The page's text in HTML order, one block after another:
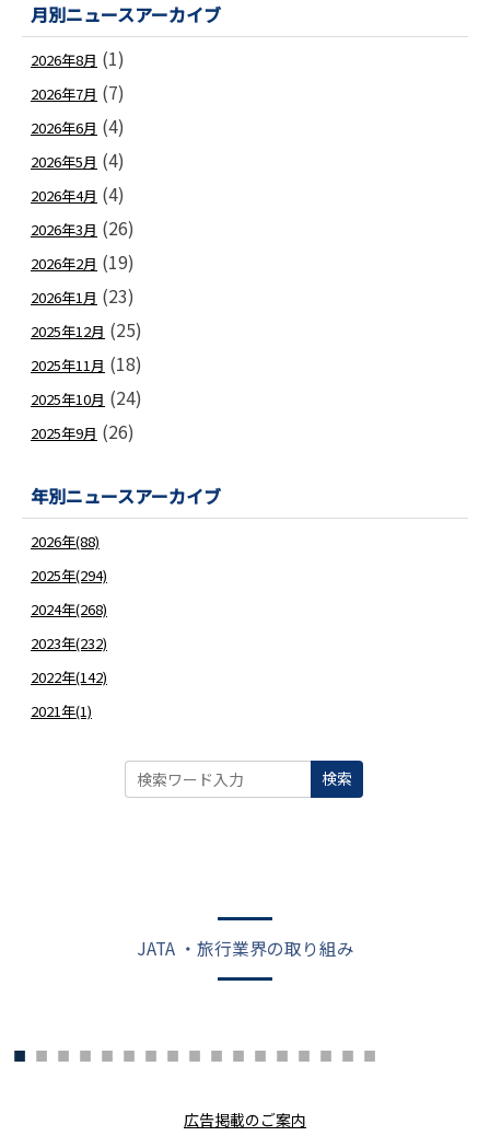
月別ニュースアーカイブ
2026年8月 (1)
2026年7月 (7)
2026年6月 (4)
2026年5月 (4)
2026年4月 (4)
2026年3月 (26)
2026年2月 (19)
2026年1月 (23)
2025年12月 (25)
2025年11月 (18)
2025年10月 (24)
2025年9月 (26)
年別ニュースアーカイブ
2026年(88)
2025年(294)
2024年(268)
2023年(232)
2022年(142)
2021年(1)
検索
JATA ・旅行業界の取り組み
広告掲載のご案内